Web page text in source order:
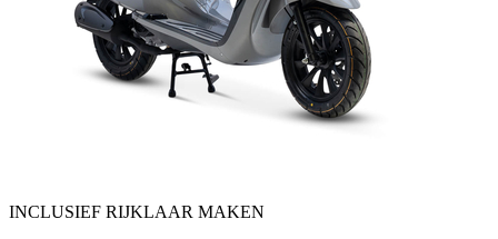
INCLUSIEF RIJKLAAR MAKEN